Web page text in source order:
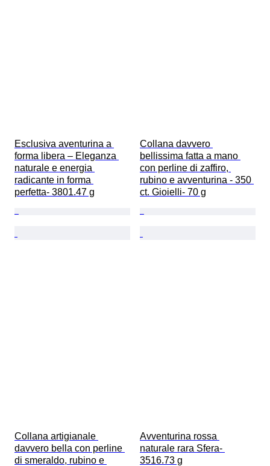
Esclusiva aventurina a
forma libera – Eleganza
naturale e energia
radicante in forma
perfetta- 3801.47 g
Collana davvero
bellissima fatta a mano
con perline di zaffiro,
rubino e avventurina - 350
ct. Gioielli- 70 g
Collana artigianale
davvero bella con perline
di smeraldo, rubino e
Avventurina rossa
naturale rara Sfera-
3516.73 g